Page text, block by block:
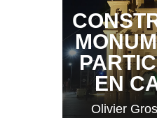
EN
Olivier